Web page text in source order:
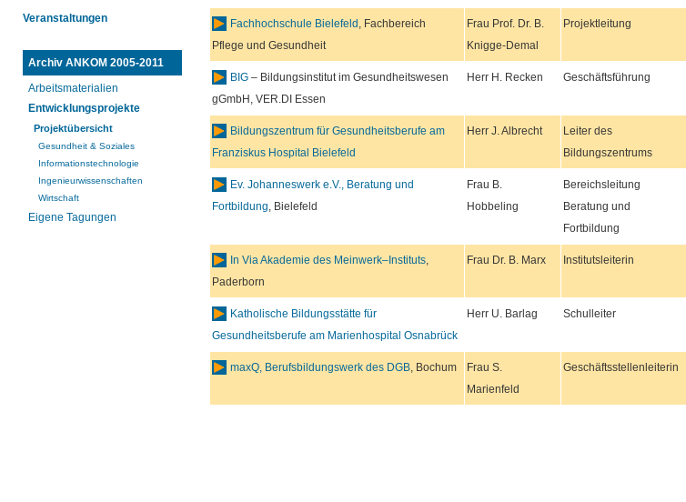
Veranstaltungen
Archiv ANKOM 2005-2011
Arbeitsmaterialien
Entwicklungsprojekte
Projektübersicht
Gesundheit & Soziales
Informationstechnologie
Ingenieurwissenschaften
Wirtschaft
Eigene Tagungen
Fachhochschule Bielefeld , Fachbereich
Pflege und Gesundheit
Frau Prof. Dr. B.
Knigge-Demal
Projektleitung
BIG – Bildungsinstitut im Gesundheitswesen
gGmbH, VER.DI Essen
Herr H. Recken Geschäftsführung
Bildungszentrum für Gesundheitsberufe am
Franziskus Hospital Bielefeld
Herr J. Albrecht
Leiter des
Bildungszentrums
Ev. Johanneswerk e.V., Beratung und
Fortbildung, Bielefeld
Frau B.
Hobbeling
Bereichsleitung
Beratung und
Fortbildung
In Via Akademie des Meinwerk–Instituts,
Paderborn
Frau Dr. B. Marx Institutsleiterin
Katholische Bildungsstätte für
Gesundheitsberufe am Marienhospital Osnabrück
Herr U. Barlag Schulleiter
maxQ, Berufsbildungswerk des DGB, Bochum
Frau S.
Marienfeld
Geschäftsstellenleiterin